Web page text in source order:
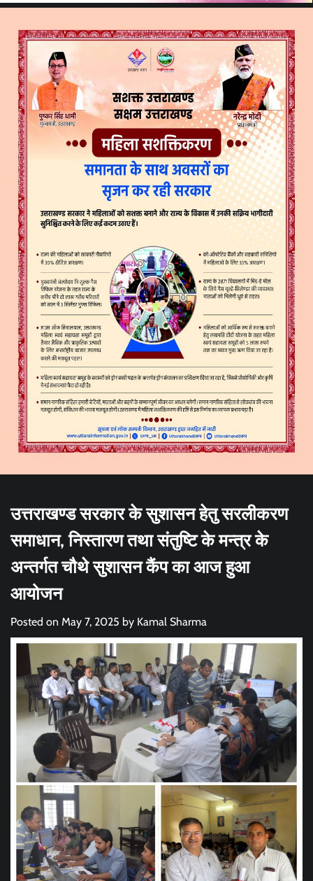
उत्तराखण्ड सरकार के सुशासन हेतु सरलीकरण
समाधान, निस्तारण तथा संतुष्टि के मन्त्र के
अन्तर्गत चौथे सुशासन कैंप का आज हुआ
आयोजन
Posted on May 7, 2025 by Kamal Sharma